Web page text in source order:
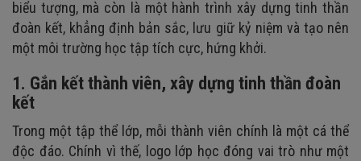
biểu tượng, mà còn là một hành trình xây dựng tinh thần
đoàn kết, khẳng định bản sắc, lưu giữ kỷ niệm và tạo nên
một môi trường học tập tích cực, hứng khởi.
1. Gắn kết thành viên, xây dựng tinh thần đoàn
kết
Trong một tập thể lớp, mỗi thành viên chính là một cá thể
độc đáo. Chính vì thế, logo lớp học đóng vai trò như một